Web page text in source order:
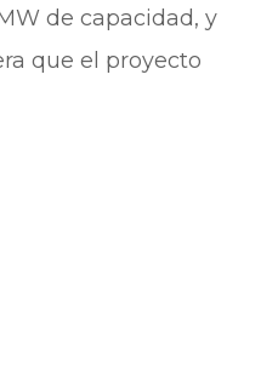
de capacidad, y
que el proyecto